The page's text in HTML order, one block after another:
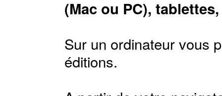
(Mac ou PC),
Sur un ordinateur vous
éditions.